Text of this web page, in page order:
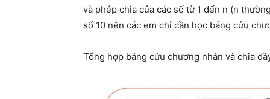
và phép chia của các số từ 1 đến n (n
số 10 nên các em chỉ cần học bảng cửu
Tổng hợp bảng cửu chương nhân và chia